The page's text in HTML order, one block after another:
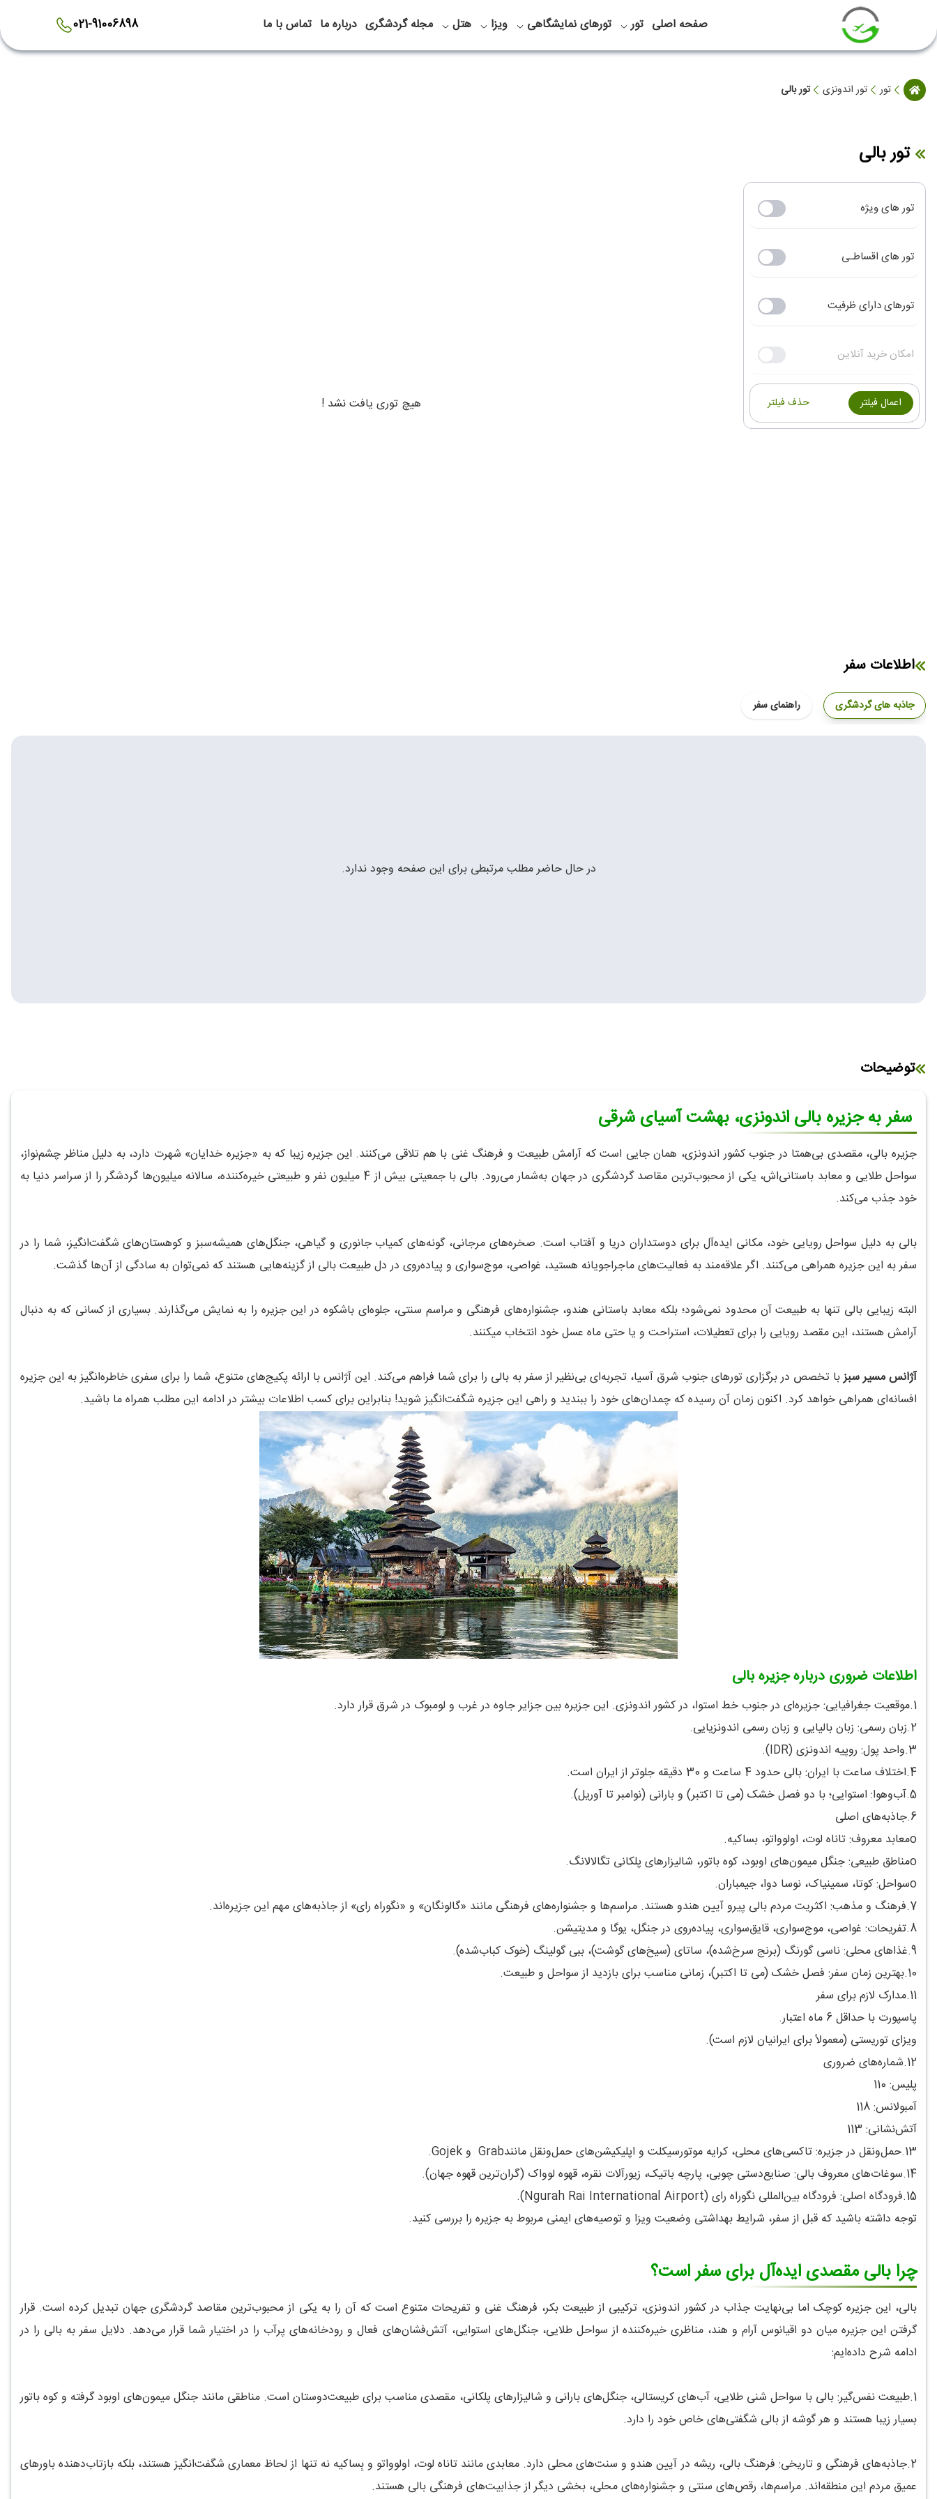
صفحه اصلی تور تورهای نمایشگاهی ویزا هتل مجله گردشگری درباره ما تماس با ما 021-91006898
تور تور اندونزی تور بالی
تور بالی
تور های ویژه
تور های اقساطـی
تورهای دارای ظرفیت
امکان خرید آنلاین
اعمال فیلتر حذف فیلتر هیچ توری یافت نشد !
اطلاعات سفر
جاذبه های گردشگری راهنمای سفر
در حال حاضر مطلب مرتبطی برای این صفحه وجود ندارد.
توضیحات
سفر به جزیره بالی اندونزی، بهشت آسیای شرقی
جزیره بالی، مقصدی بی‌همتا در جنوب کشور اندونزی، همان جایی است که آرامش طبیعت و فرهنگ غنی با هم تلاقی می‌کنند. این جزیره زیبا که به «جزیره خدایان» شهرت دارد، به دلیل مناظر چشم‌نواز،
سواحل طلایی و معابد باستانی‌اش، یکی از محبوب‌ترین مقاصد گردشگری در جهان به‌شمار می‌رود. بالی با جمعیتی بیش از 4 میلیون نفر و طبیعتی خیره‌کننده، سالانه میلیون‌ها گردشگر را از سراسر دنیا به
خود جذب می‌کند.
بالی به دلیل سواحل رویایی خود، مکانی ایده‌آل برای دوستداران دریا و آفتاب است. صخره‌های مرجانی، گونه‌های کمیاب جانوری و گیاهی، جنگل‌های همیشه‌سبز و کوهستان‌های شگفت‌انگیز، شما را در
سفر به این جزیره همراهی می‌کنند. اگر علاقه‌مند به فعالیت‌های ماجراجویانه هستید، غواصی، موج‌سواری و پیاده‌روی در دل طبیعت بالی از گزینه‌هایی هستند که نمی‌توان به سادگی از آن‌ها گذشت.
البته زیبایی بالی تنها به طبیعت آن محدود نمی‌شود؛ بلکه معابد باستانی هندو، جشنواره‌های فرهنگی و مراسم سنتی، جلوه‌ای باشکوه در این جزیره را به نمایش می‌گذارند. بسیاری از کسانی که به دنبال
آرامش هستند، این مقصد رویایی را برای تعطیلات، استراحت و یا حتی ماه عسل خود انتخاب می‎کنند.
آژانس مسیر سبزبا تخصص در برگزاری تورهای جنوب شرق آسیا، تجربه‌ای بی‌نظیر از سفر به بالی را برای شما فراهم می‌کند. این آژانس با ارائه پکیج‌های متنوع، شما را برای سفری خاطره‌انگیز به این جزیره
افسانه‌ای همراهی خواهد کرد. اکنون زمان آن رسیده که چمدان‌های خود را ببندید و راهی این جزیره شگفت‌انگیز شوید! بنابراین برای کسب اطلاعات بیشتر در ادامه این مطلب همراه ما باشید.
اطلاعات ضروری درباره جزیره بالی
1.موقعیت جغرافیایی: جزیره‌ای در جنوب خط استوا، در کشور اندونزی. این جزیره بین جزایر جاوه در غرب و لومبوک در شرق قرار دارد.
2.زبان رسمی: زبان بالیایی و زبان رسمی اندونزیایی.
3.واحد پول: روپیه اندونزی (IDR).
4.اختلاف ساعت با ایران: بالی حدود 4 ساعت و 30 دقیقه جلوتر از ایران است.
5.آب‌وهوا: استوایی؛ با دو فصل خشک (می تا اکتبر) و بارانی (نوامبر تا آوریل).
6.جاذبه‌های اصلی
oمعابد معروف: تاناه لوت، اولوواتو، بساکیه.
oمناطق طبیعی: جنگل میمون‌های اوبود، کوه باتور، شالیزارهای پلکانی تگالالانگ.
oسواحل: کوتا، سمینیاک، نوسا دوا، جیمباران.
7.فرهنگ و مذهب: اکثریت مردم بالی پیرو آیین هندو هستند. مراسم‌ها و جشنواره‌های فرهنگی مانند «گالونگان» و «نگوراه رای» از جاذبه‌های مهم این جزیره‌اند.
8.تفریحات: غواصی، موج‌سواری، قایق‌سواری، پیاده‌روی در جنگل، یوگا و مدیتیشن.
9.غذاهای محلی: ناسی گورنگ (برنج سرخ‌شده)، ساتای (سیخ‌های گوشت)، ببی گولینگ (خوک کباب‌شده).
10.بهترین زمان سفر: فصل خشک (می تا اکتبر)، زمانی مناسب برای بازدید از سواحل و طبیعت.
11.مدارک لازم برای سفر
پاسپورت با حداقل 6 ماه اعتبار.
ویزای توریستی (معمولاً برای ایرانیان لازم است).
12.شماره‌های ضروری
پلیس: 110
آمبولانس: 118
آتش‌نشانی: 113
13.حمل‌ونقل در جزیره: تاکسی‌های محلی، کرایه موتورسیکلت و اپلیکیشن‌های حمل‌ونقل مانندGrab و Gojek.
14.سوغات‌های معروف بالی: صنایع‌دستی چوبی، پارچه باتیک، زیورآلات نقره، قهوه لوواک (گران‌ترین قهوه جهان).
15.فرودگاه اصلی: فرودگاه بین‌المللی نگوراه رای (Ngurah Rai International Airport).
توجه داشته باشید که قبل از سفر، شرایط بهداشتی وضعیت ویزا و توصیه‌های ایمنی مربوط به جزیره را بررسی کنید.
چرا بالی مقصدی ایده‌آل برای سفر است؟
بالی، این جزیره کوچک اما بی‌نهایت جذاب در کشور اندونزی، ترکیبی از طبیعت بکر، فرهنگ غنی و تفریحات متنوع است که آن را به یکی از محبوب‌ترین مقاصد گردشگری جهان تبدیل کرده است. قرار
گرفتن این جزیره میان دو اقیانوس آرام و هند، مناظری خیره‌کننده از سواحل طلایی، جنگل‌های استوایی، آتش‌فشان‌های فعال و رودخانه‌های پرآب را در اختیار شما قرار می‌دهد. دلایل سفر به بالی را در
ادامه شرح داده‌ایم:
1.طبیعت نفس‌گیر: بالی با سواحل شنی طلایی، آب‌های کریستالی، جنگل‌های بارانی و شالیزارهای پلکانی، مقصدی مناسب برای طبیعت‌دوستان است. مناطقی مانند جنگل میمون‌های اوبود گرفته و کوه باتور
بسیار زیبا هستند و هر گوشه از بالی شگفتی‌های خاص خود را دارد.
2.جاذبه‌های فرهنگی و تاریخی: فرهنگ بالی، ریشه در آیین هندو و سنت‌های محلی دارد. معابدی مانند تاناه لوت، اولوواتو و بِساکیه نه ‌تنها از لحاظ معماری شگفت‌انگیز هستند، بلکه بازتاب‌دهنده باورهای
عمیق مردم این منطقه‌اند. مراسم‌ها، رقص‌های سنتی و جشنواره‌های محلی، بخشی دیگر از جذابیت‌های فرهنگی بالی هستند.